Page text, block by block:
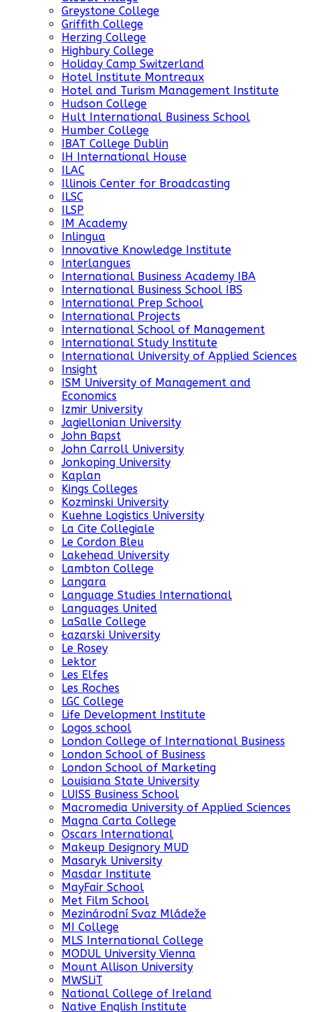
Greystone College
Griffith College
Herzing College
Highbury College
Holiday Camp Switzerland
Hotel Institute Montreaux
Hotel and Turism Management Institute
Hudson College
Hult International Business School
Humber College
IBAT College Dublin
IH International House
ILAC
Illinois Center for Broadcasting
ILSC
ILSP
IM Academy
Inlingua
Innovative Knowledge Institute
Interlangues
International Business Academy IBA
International Business School IBS
International Prep School
International Projects
International School of Management
International Study Institute
International University of Applied Sciences
Insight
ISM University of Management and
Economics
Izmir University
Jagiellonian University
John Bapst
John Carroll University
Jonkoping University
Kaplan
Kings Colleges
Kozminski University
Kuehne Logistics University
La Cite Collegiale
Le Cordon Bleu
Lakehead University
Lambton College
Langara
Language Studies International
Languages United
LaSalle College
Łazarski University
Le Rosey
Lektor
Les Elfes
Les Roches
LGC College
Life Development Institute
Logos school
London College of International Business
London School of Business
London School of Marketing
Louisiana State University
LUISS Business School
Macromedia University of Applied Sciences
Magna Carta College
Oscars International
Makeup Designory MUD
Masaryk University
Masdar Institute
MayFair School
Met Film School
Mezinárodní Svaz Mládeže
MI College
MLS International College
MODUL University Vienna
Mount Allison University
MWSLiT
National College of Ireland
Native English Institute